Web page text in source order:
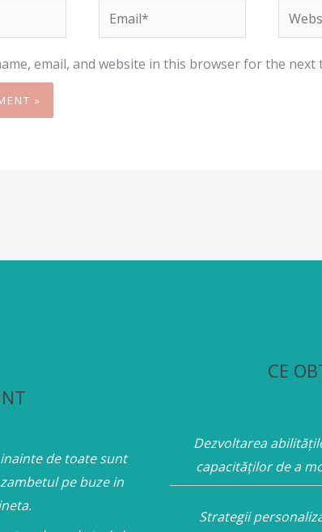
Email*
email, and website in this browser for the next
de toate sunt
pe buze in
CE
Dezvoltarea
capacităților de a
Strategii